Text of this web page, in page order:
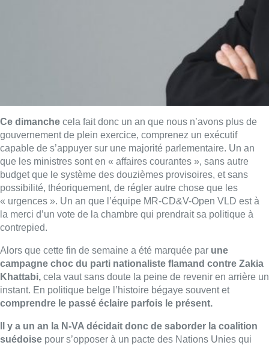
Ce dimanche cela fait donc un an que nous n’avons plus de
gouvernement de plein exercice, comprenez un exécutif
capable de s’appuyer sur une majorité parlementaire. Un an
que les ministres sont en « affaires courantes », sans autre
budget que le système des douzièmes provisoires, et sans
possibilité, théoriquement, de régler autre chose que les
« urgences ». Un an que l’équipe MR-CD&V-Open VLD est à
la merci d’un vote de la chambre qui prendrait sa politique à
contrepied.
Alors que cette fin de semaine a été marquée par une
campagne choc du parti nationaliste flamand contre Zakia
Khattabi, cela vaut sans doute la peine de revenir en arrière un
instant. En politique belge l’histoire bégaye souvent et
comprendre le passé éclaire parfois le présent.
Il y a un an la N-VA décidait donc de saborder la coalition
suédoise pour s’opposer à un pacte des Nations Unies qui